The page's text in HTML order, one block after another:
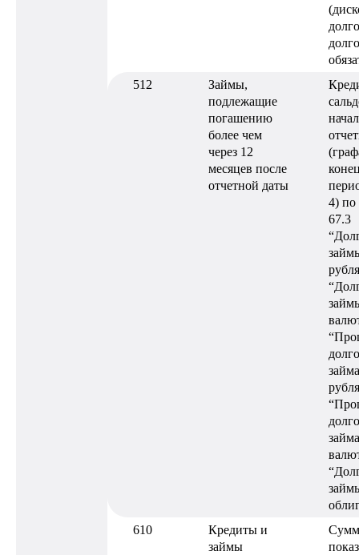
512
Займы,
подлежащие
погашению
более чем
через 12
месяцев после
отчетной даты
4) по
67.3
610
Кредиты и
займы